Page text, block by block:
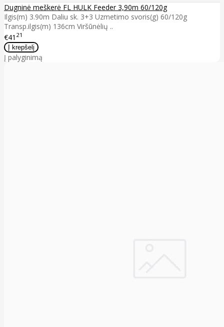
Dugninė meškerė FL HULK Feeder 3,90m 60/120g
Ilgis(m) 3.90m Daliu sk. 3+3 Uzmetimo svoris(g) 60/120g
Transp.ilgis(m) 136cm Viršūnėlių ..
€41 21
Į palyginimą